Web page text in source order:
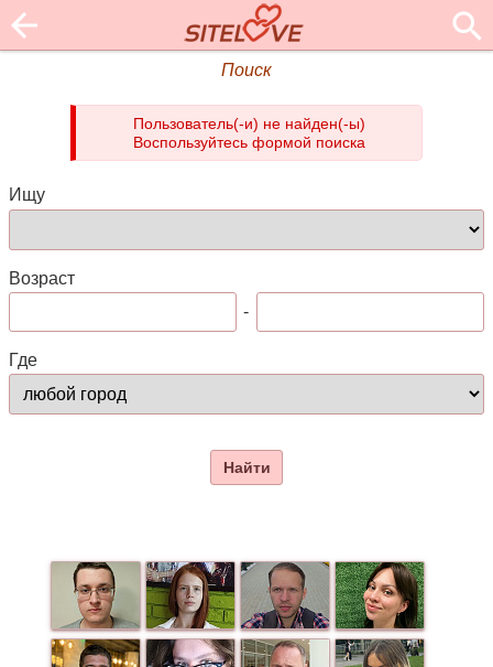
Поиск
Пользователь(-и) не найден(-ы)
Воспользуйтесь формой поиска
Ищу
Возраст
-
Где
Найти